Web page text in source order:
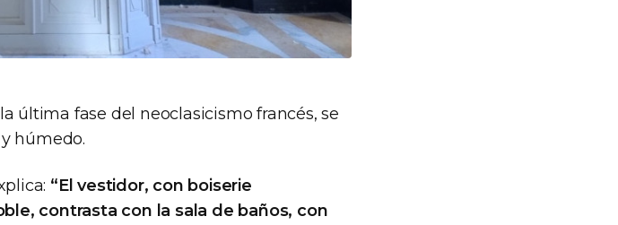
última fase del neoclasicismo francés, se
húmedo.
“El vestidor, con boiserie
contrasta con la sala de baños, con